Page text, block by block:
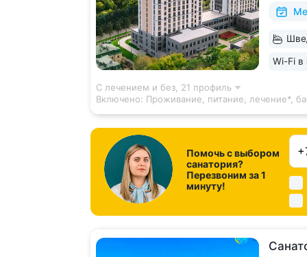
и
Wi-Fi в
С лечением и без, 21 профиль
Включено: Проживание, питание, лечение*,
Помочь с выбором
санатория?
Перезвоним за 1
минуту!